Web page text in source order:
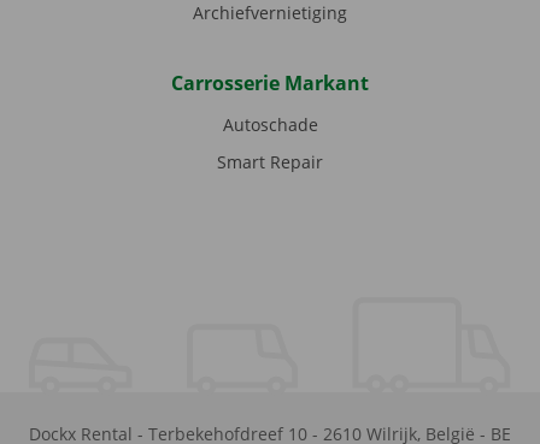
Archiefvernietiging
Carrosserie Markant
Autoschade
Smart Repair
Dockx Rental - Terbekehofdreef 10 - 2610 Wilrijk, België - BE